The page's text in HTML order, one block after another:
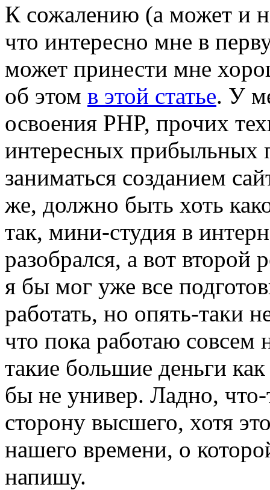
К сожалению (а может и
что интересно мне в
может принести мне
об этом в этой статье. У
освоения PHP, прочих
интересных прибыльных
заниматься созданием
же, должно быть хоть
так, мини-студия в
разобрался, а вот второй
я бы мог уже все
работать, но опять-таки
что пока работаю совсем
такие большие деньги
бы не универ. Ладно, что-
сторону высшего, хотя
нашего времени, о
напишу.